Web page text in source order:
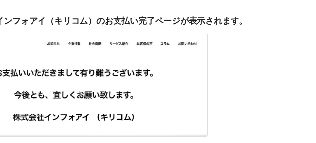
ンフォアイ（キリコム）のお支払い完了ページが表示されます。